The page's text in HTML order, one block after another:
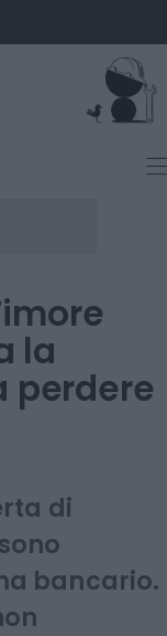
la
perdere
di
bancario.